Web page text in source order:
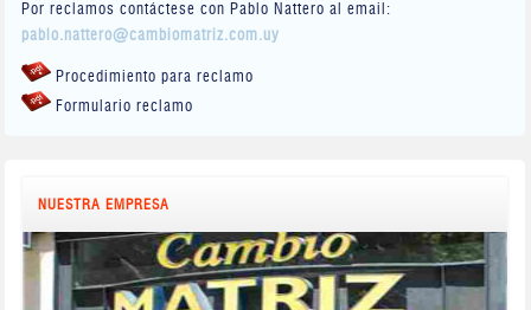
Por reclamos contáctese con Pablo Nattero al email:
pablo.nattero@cambiomatriz.com.uy
Procedimiento para reclamo
Formulario reclamo
NUESTRA EMPRESA